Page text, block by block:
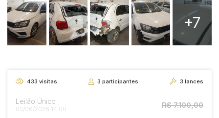
+7
433 visitas 3 participantes 3 lances
Leilão Único
03/06/2026 14:00 R$ 7.100,00